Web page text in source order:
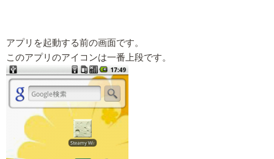
アプリを起動する前の画面です。
このアプリのアイコンは一番上段です。